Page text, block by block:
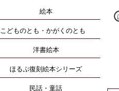
絵本
こどものとも・かがくのとも
洋書絵本
ほるぷ復刻絵本シリーズ